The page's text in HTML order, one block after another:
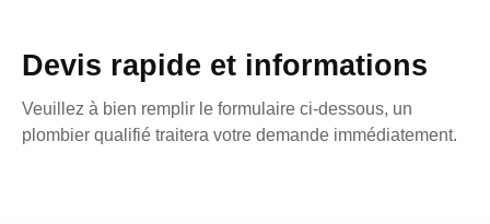
Devis rapide et informations
Veuillez à bien remplir le formulaire ci-dessous, un
plombier qualifié traitera votre demande immédiatement.